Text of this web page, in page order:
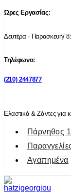
Ώρες Εργασίας:
Δευτέρα - Παρασκευή/
Τηλέφωνο:
(210) 2447877
Ελαστικά & Ζάντες για
Πάρνηθος
Αγαπημένα